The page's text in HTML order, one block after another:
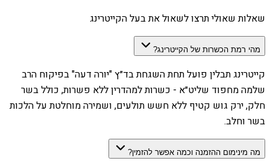
שאלות שאולי תרצו לשאול את בעל הקייטרינג
מהי רמת הכשרות של הקייטרינג?
קייטרינג תבלין פועל תחת השגחת בד״ץ "יורה דעה" בפיקוח הרב
שלמה מחפוד שליט״א - כשרות למהדרין ללא פשרות, כולל בשר
חלק, ירק גוש קטיף ללא חשש תולעים, ושמירה מוחלטת על הלכות
בשר וחלב.
מה מינימום ההזמנה וכמה אפשר להזמין?